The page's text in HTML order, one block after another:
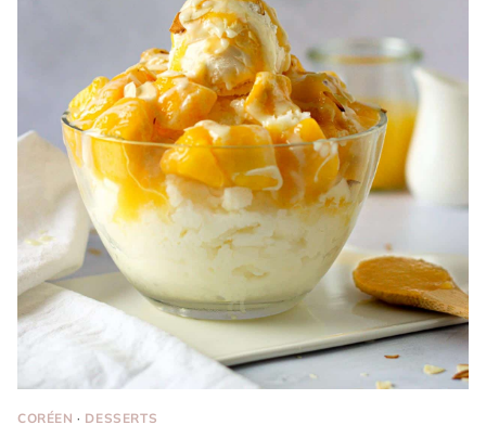
CORÉEN · DESSERTS